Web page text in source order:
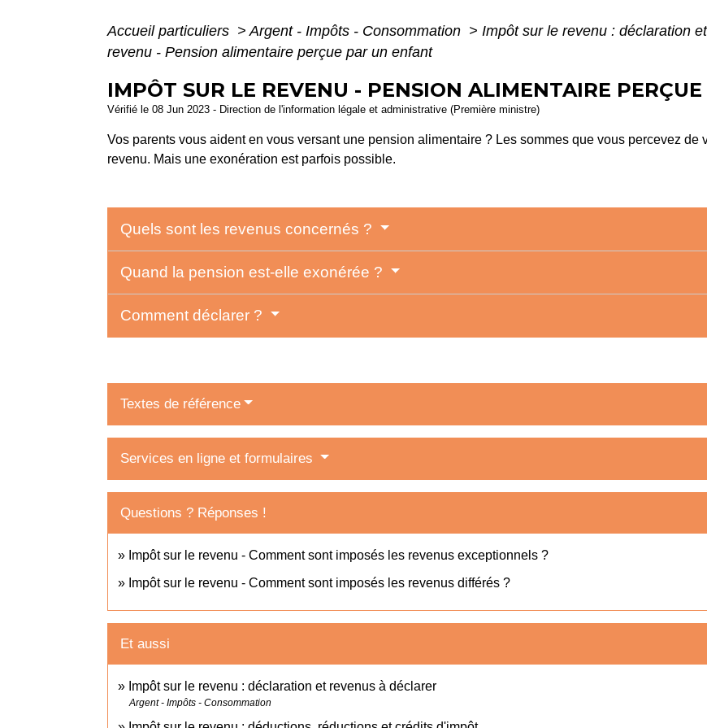
Accueil particuliers > Argent - Impôts - Consommation > Impôt sur le revenu : déclaration
revenu - Pension alimentaire perçue par un enfant
IMPÔT SUR LE REVENU - PENSION ALIMENTAIRE
Vérifié le 08 Jun 2023 - Direction de l'information légale et administrative (Première ministre)
Vos parents vous aident en vous versant une pension alimentaire ? Les sommes que vous percevez de
revenu. Mais une exonération est parfois possible.
Quels sont les revenus concernés ?
Quand la pension est-elle exonérée ?
Comment déclarer ?
Textes de référence
Services en ligne et formulaires
Questions ? Réponses !
Impôt sur le revenu - Comment sont imposés les revenus exceptionnels ?
Impôt sur le revenu - Comment sont imposés les revenus différés ?
Et aussi
Impôt sur le revenu : déclaration et revenus à déclarer
Argent - Impôts - Consommation